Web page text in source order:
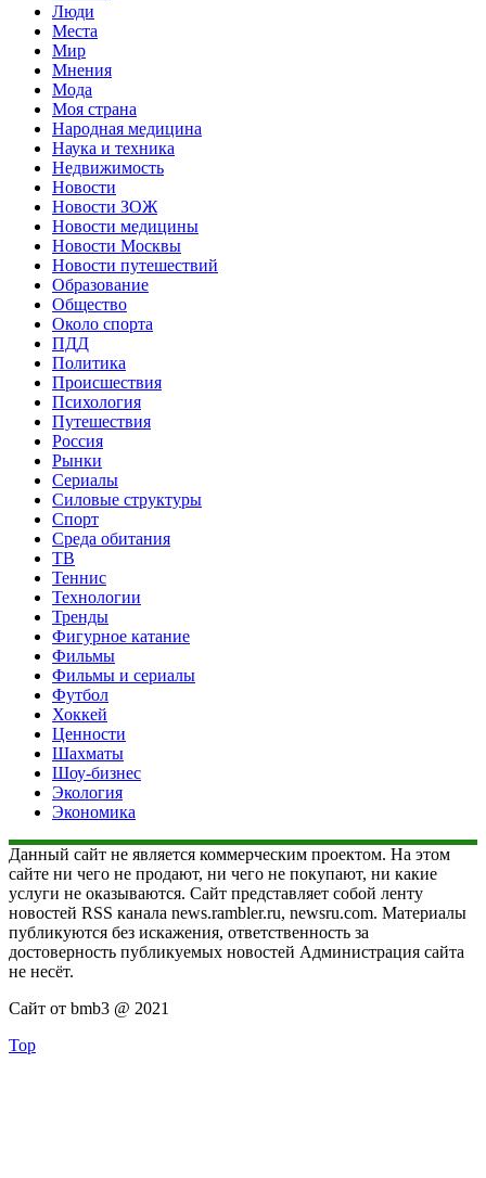
Люди
Места
Мир
Мнения
Мода
Моя страна
Народная медицина
Наука и техника
Недвижимость
Новости
Новости ЗОЖ
Новости медицины
Новости Москвы
Новости путешествий
Образование
Общество
Около спорта
ПДД
Политика
Происшествия
Психология
Путешествия
Россия
Рынки
Сериалы
Силовые структуры
Спорт
Среда обитания
ТВ
Теннис
Технологии
Тренды
Фигурное катание
Фильмы
Фильмы и сериалы
Футбол
Хоккей
Ценности
Шахматы
Шоу-бизнес
Экология
Экономика
Данный сайт не является коммерческим проектом. На этом
сайте ни чего не продают, ни чего не покупают, ни какие
услуги не оказываются. Сайт представляет собой ленту
новостей RSS канала news.rambler.ru, newsru.com. Материалы
публикуются без искажения, ответственность за
достоверность публикуемых новостей Администрация сайта
не несёт.
Сайт от bmb3 @ 2021
Top